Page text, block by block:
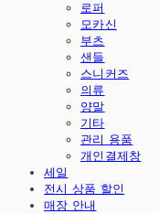
로퍼
모카신
부츠
샌들
스니커즈
의류
양말
기타
관리 용품
개인결제창
세일
전시 상품 할인
매장 안내